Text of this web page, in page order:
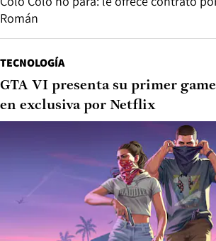
Román
TECNOLOGÍA
GTA VI presenta su primer
en exclusiva por Netflix